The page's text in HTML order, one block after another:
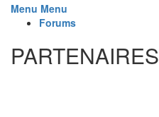
Menu Menu
Forums
PARTENAIRES